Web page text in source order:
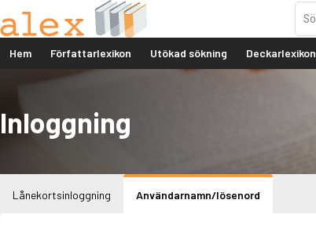
Hem Författarlexikon Utökad sökning Deckarlexikon
Inloggning
Lånekortsinloggning Användarnamn/lösenord